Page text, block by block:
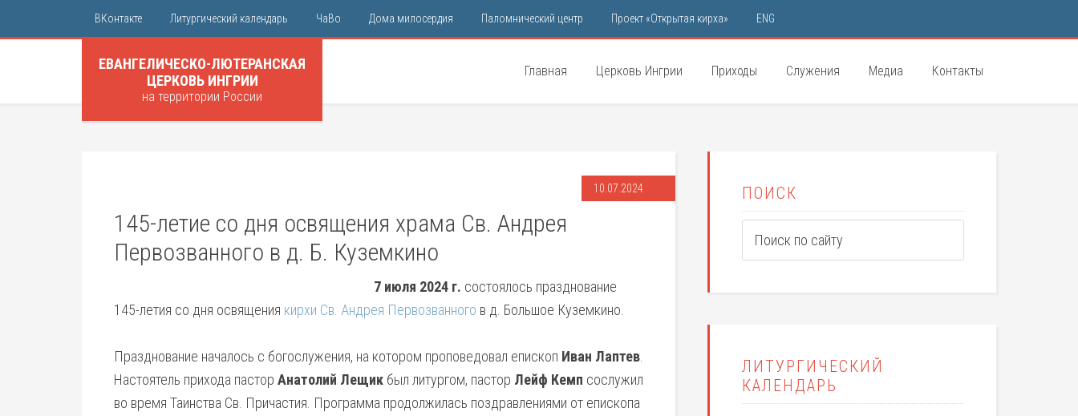
ВКонтакте Литургический календарь ЧаВо Дома милосердия Паломнический центр Проект «Открытая кирха» ENG
ЕВАНГЕЛИЧЕСКО-ЛЮТЕРАНСКАЯ
ЦЕРКОВЬ ИНГРИИ
на территории России
Главная Церковь Ингрии Приходы Служения Медиа Контакты
10.07.2024
145-летие со дня освящения храма Св. Андрея
Первозванного в д. Б. Куземкино
7 июля 2024 г. состоялось празднование
145-летия со дня освящения кирхи Св. Андрея Первозванного в д. Большое Куземкино.
Празднование началось с богослужения, на котором проповедовал епископ Иван Лаптев
Настоятель прихода пастор Анатолий Лещик был литургом, пастор Лейф Кемп сослужил
во время Таинства Св. Причастия. Программа продолжилась поздравлениями от епископа
ПОИСК
ЛИТУРГИЧЕСКИЙ
КАЛЕНДАРЬ